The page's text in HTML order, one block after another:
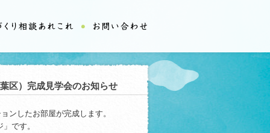
区）完成見学会のお知らせ
ンしたお部屋が完成します。
です。